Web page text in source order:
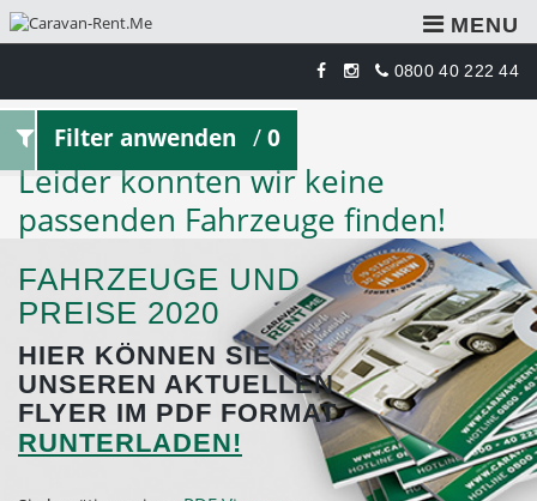
MENU
0800 40 222 44
Filter anwenden /0
Leider konnten wir keine
passenden Fahrzeuge finden!
FAHRZEUGE UND
PREISE 2020
HIER KÖNNEN SIE
UNSEREN AKTUELLEN
FLYER IM PDF FORMAT
RUNTERLADEN!